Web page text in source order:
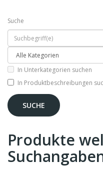
Suche
In Unterkategorien suchen
In Produktbeschreibungen
Produkte